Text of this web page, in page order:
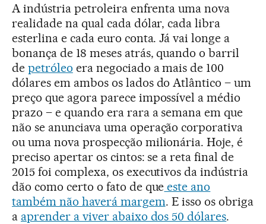
A indústria petroleira enfrenta uma nova
realidade na qual cada dólar, cada libra
esterlina e cada euro conta. Já vai longe a
bonança de 18 meses atrás, quando o barril
de petróleo era negociado a mais de 100
dólares em ambos os lados do Atlântico – um
preço que agora parece impossível a médio
prazo – e quando era rara a semana em que
não se anunciava uma operação corporativa
ou uma nova prospecção milionária. Hoje, é
preciso apertar os cintos: se a reta final de
2015 foi complexa, os executivos da indústria
dão como certo o fato de que este ano
também não haverá margem. E isso os obriga
a aprender a viver abaixo dos 50 dólares.